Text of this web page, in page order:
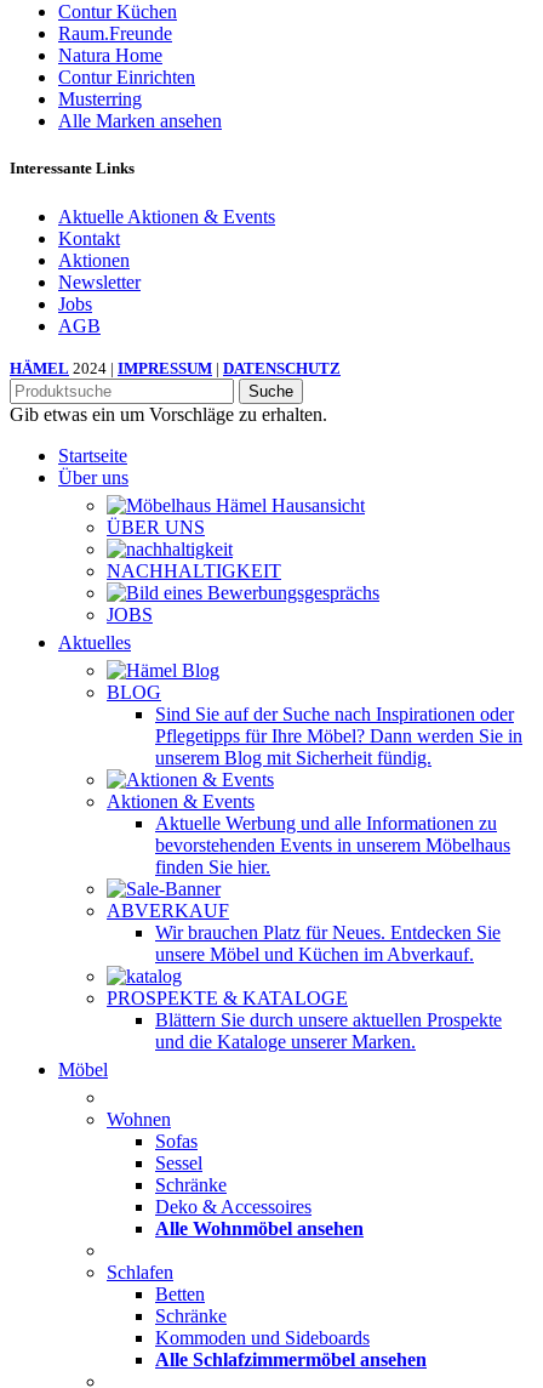
Contur Küchen
Raum.Freunde
Natura Home
Contur Einrichten
Musterring
Alle Marken ansehen
Interessante Links
Aktuelle Aktionen & Events
Kontakt
Aktionen
Newsletter
Jobs
AGB
HÄMEL 2024 | IMPRESSUM | DATENSCHUTZ
Suche
Gib etwas ein um Vorschläge zu erhalten.
Startseite
Über uns
ÜBER UNS
NACHHALTIGKEIT
JOBS
Aktuelles
BLOG
Sind Sie auf der Suche nach Inspirationen oder
Pflegetipps für Ihre Möbel? Dann werden Sie in
unserem Blog mit Sicherheit fündig.
Aktionen & Events
Aktuelle Werbung und alle Informationen zu
bevorstehenden Events in unserem Möbelhaus
finden Sie hier.
ABVERKAUF
Wir brauchen Platz für Neues. Entdecken Sie
unsere Möbel und Küchen im Abverkauf.
PROSPEKTE & KATALOGE
Blättern Sie durch unsere aktuellen Prospekte
und die Kataloge unserer Marken.
Möbel
Wohnen
Sofas
Sessel
Schränke
Deko & Accessoires
Alle Wohnmöbel ansehen
Schlafen
Betten
Schränke
Kommoden und Sideboards
Alle Schlafzimmermöbel ansehen